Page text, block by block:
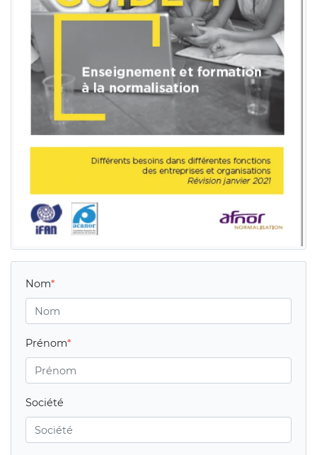
Nom
Prénom
Société